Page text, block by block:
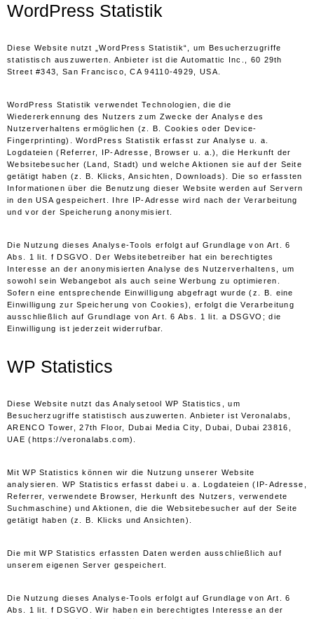
WordPress Statistik
Diese Website nutzt „WordPress Statistik“, um Besucherzugriffe
statistisch auszuwerten. Anbieter ist die Automattic Inc., 60 29th
Street #343, San Francisco, CA 94110-4929, USA.
WordPress Statistik verwendet Technologien, die die
Wiedererkennung des Nutzers zum Zwecke der Analyse des
Nutzerverhaltens ermöglichen (z. B. Cookies oder Device-
Fingerprinting). WordPress Statistik erfasst zur Analyse u. a.
Logdateien (Referrer, IP-Adresse, Browser u. a.), die Herkunft der
Websitebesucher (Land, Stadt) und welche Aktionen sie auf der Seite
getätigt haben (z. B. Klicks, Ansichten, Downloads). Die so erfassten
Informationen über die Benutzung dieser Website werden auf Servern
in den USA gespeichert. Ihre IP-Adresse wird nach der Verarbeitung
und vor der Speicherung anonymisiert.
Die Nutzung dieses Analyse-Tools erfolgt auf Grundlage von Art. 6
Abs. 1 lit. f DSGVO. Der Websitebetreiber hat ein berechtigtes
Interesse an der anonymisierten Analyse des Nutzerverhaltens, um
sowohl sein Webangebot als auch seine Werbung zu optimieren.
Sofern eine entsprechende Einwilligung abgefragt wurde (z. B. eine
Einwilligung zur Speicherung von Cookies), erfolgt die Verarbeitung
ausschließlich auf Grundlage von Art. 6 Abs. 1 lit. a DSGVO; die
Einwilligung ist jederzeit widerrufbar.
WP Statistics
Diese Website nutzt das Analysetool WP Statistics, um
Besucherzugriffe statistisch auszuwerten. Anbieter ist Veronalabs,
ARENCO Tower, 27th Floor, Dubai Media City, Dubai, Dubai 23816,
UAE (https://veronalabs.com).
Mit WP Statistics können wir die Nutzung unserer Website
analysieren. WP Statistics erfasst dabei u. a. Logdateien (IP-Adresse,
Referrer, verwendete Browser, Herkunft des Nutzers, verwendete
Suchmaschine) und Aktionen, die die Websitebesucher auf der Seite
getätigt haben (z. B. Klicks und Ansichten).
Die mit WP Statistics erfassten Daten werden ausschließlich auf
unserem eigenen Server gespeichert.
Die Nutzung dieses Analyse-Tools erfolgt auf Grundlage von Art. 6
Abs. 1 lit. f DSGVO. Wir haben ein berechtigtes Interesse an der